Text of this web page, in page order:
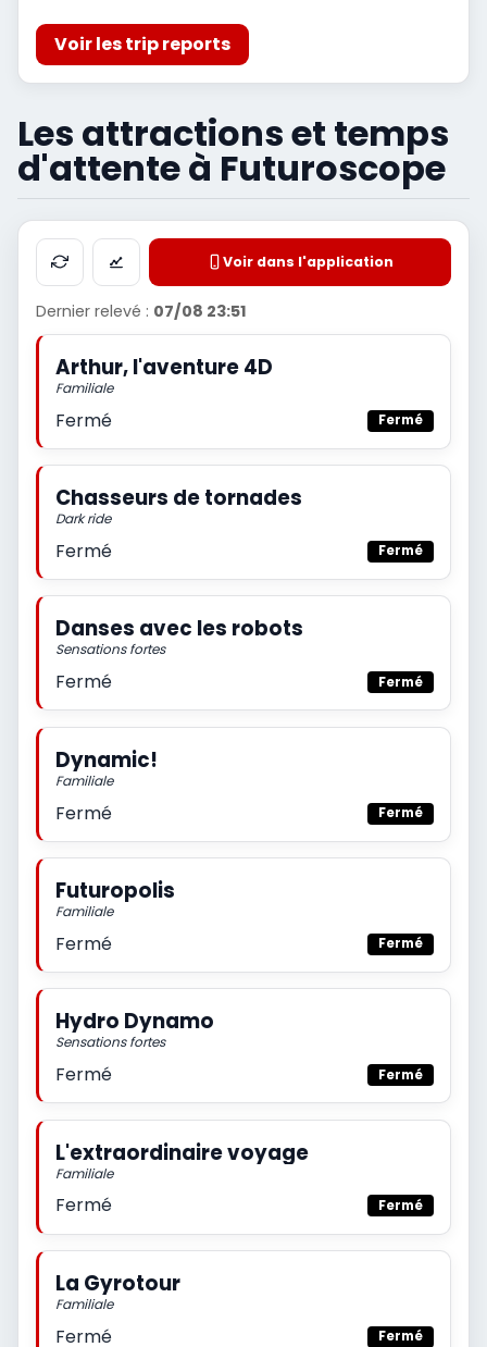
Voir les trip reports
Les attractions et temps
d'attente à Futuroscope
Voir dans l'application
Dernier relevé : 07/08 23:51
Arthur, l'aventure 4D
Familiale
Fermé Fermé
Chasseurs de tornades
Dark ride
Fermé Fermé
Danses avec les robots
Sensations fortes
Fermé Fermé
Dynamic!
Familiale
Fermé Fermé
Futuropolis
Familiale
Fermé Fermé
Hydro Dynamo
Sensations fortes
Fermé Fermé
L'extraordinaire voyage
Familiale
Fermé Fermé
La Gyrotour
Familiale
Fermé Fermé